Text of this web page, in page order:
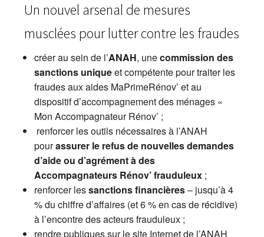
Un nouvel arsenal de mesures
musclées pour lutter contre les fraudes
créer au sein de l’ANAH, unecommission des
sanctions uniqueet compétente pour traiter les
fraudes aux aides MaPrimeRénov’ et au
dispositif d’accompagnement des ménages «
Mon Accompagnateur Rénov’ ;
renforcer les outils nécessaires à l’ANAH
pourassurer le refus de nouvelles demandes
d’aide ou d’agrément à des
Accompagnateurs Rénov’ frauduleux ;
renforcer lessanctions financières– jusqu’à 4
% du chiffre d’affaires (et 6 % en cas de récidive)
à l’encontre des acteurs frauduleux ;
rendre publiques sur le site Internet de l’ANAH